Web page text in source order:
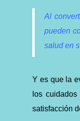
Al
pueden
salud en
Y es que la
los
satisfacción